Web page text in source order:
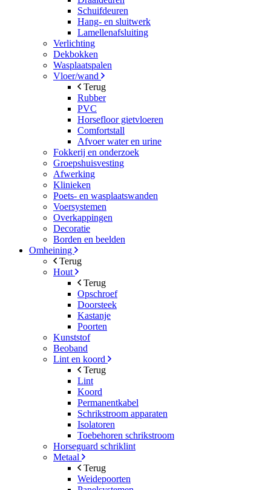
Schuifdeuren
Hang- en sluitwerk
Lamellenafsluiting
Verlichting
Dekbokken
Wasplaatspalen
Vloer/wand
Terug
Rubber
PVC
Horsefloor gietvloeren
Comfortstall
Afvoer water en urine
Fokkerij en onderzoek
Groepshuisvesting
Afwerking
Klinieken
Poets- en wasplaatswanden
Voersystemen
Overkappingen
Decoratie
Borden en beelden
Omheining
Terug
Hout
Terug
Opschroef
Doorsteek
Kastanje
Poorten
Kunststof
Beoband
Lint en koord
Terug
Lint
Koord
Permanentkabel
Schrikstroom apparaten
Isolatoren
Toebehoren schrikstroom
Horseguard schriklint
Metaal
Terug
Weidepoorten